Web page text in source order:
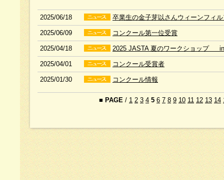
2025/06/18 卒業生の金子芽以さんウィーンフィ
2025/06/09 コンクール第一位受賞
2025/04/18 2025 JASTA 夏のワークショップ
2025/04/01 コンクール受賞者
2025/01/30 コンクール情報
■ PAGE / 1 2 3 4 5 6 7 8 9 10 11 12 13 14